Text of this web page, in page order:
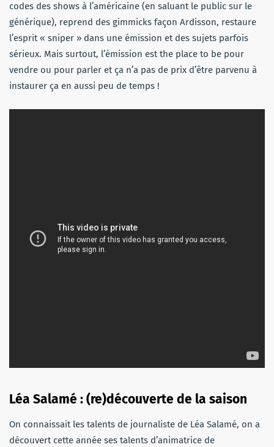
codes des shows à l’américaine (en saluant le public sur le
générique), reprend des gimmicks façon Ardisson, restaure
l’esprit « sniper » dans une émission et des sujets parfois
sérieux. Mais surtout, l’émission est the place to be pour
vendre ou pour parler et ça n’a pas de prix d’être parvenu à
instaurer ça en aussi peu de temps !
Léa Salamé : (re)découverte de la saison
On connaissait les talents de journaliste de Léa Salamé, on a
découvert cette année ses talents d’animatrice de